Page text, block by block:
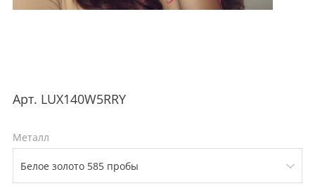
Арт. LUX140W5RRY
Металл